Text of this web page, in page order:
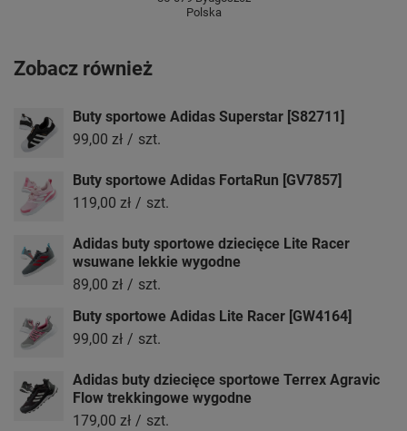
Polska
Zobacz również
Buty sportowe Adidas Superstar [S82711]
99,00 zł / szt.
Buty sportowe Adidas FortaRun [GV7857]
119,00 zł / szt.
Adidas buty sportowe dziecięce Lite Racer
wsuwane lekkie wygodne
89,00 zł / szt.
Buty sportowe Adidas Lite Racer [GW4164]
99,00 zł / szt.
Adidas buty dziecięce sportowe Terrex Agravic
Flow trekkingowe wygodne
179,00 zł / szt.